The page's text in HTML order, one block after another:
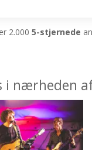
2.000 5-stjernede
i nærheden